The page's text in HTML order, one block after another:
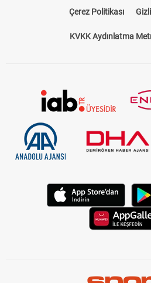
Çerez Politikası
KVKK Aydınlatma